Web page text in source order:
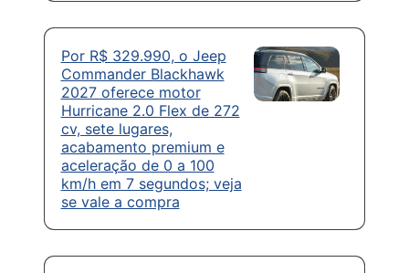
Por R$ 329.990, o Jeep
Commander Blackhawk
2027 oferece motor
Hurricane 2.0 Flex de 272
cv, sete lugares,
acabamento premium e
aceleração de 0 a 100
km/h em 7 segundos; veja
se vale a compra